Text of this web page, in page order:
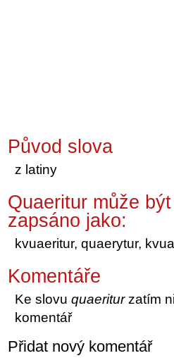
Původ slova
z latiny
Quaeritur může
zapsáno jako:
kvuaeritur, quaerytur,
Komentáře
Ke slovuquaeriturzatím
komentář
Přidat nový komentář